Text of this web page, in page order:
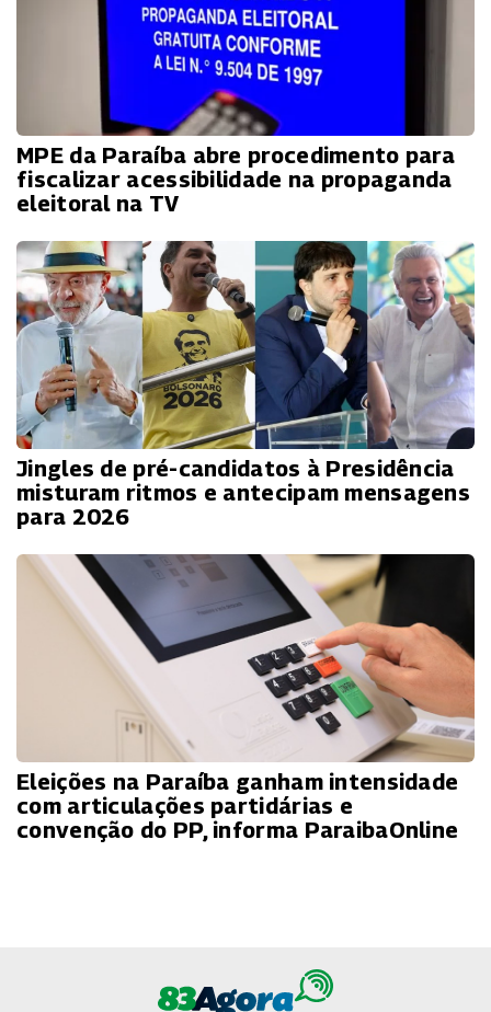
MPE da Paraíba abre procedimento para
fiscalizar acessibilidade na propaganda
eleitoral na TV
Jingles de pré-candidatos à Presidência
misturam ritmos e antecipam mensagens
para 2026
Eleições na Paraíba ganham intensidade
com articulações partidárias e
convenção do PP, informa ParaibaOnline